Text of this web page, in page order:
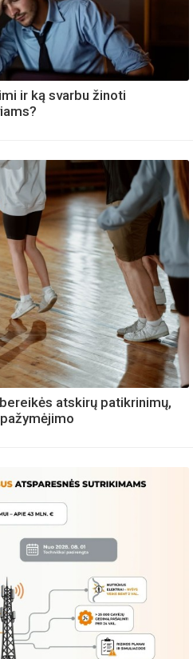
ir ką svarbu žinoti
atskirų patikrinimų,